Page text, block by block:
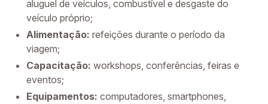
aluguel de veículos, combustível e desgaste do
veículo próprio;
Alimentação: refeições durante o período da
viagem;
Capacitação: workshops, conferências, feiras e
eventos;
Equipamentos: computadores, smartphones,